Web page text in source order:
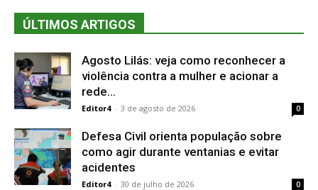
ÚLTIMOS ARTIGOS
Agosto Lilás: veja como reconhecer a
violência contra a mulher e acionar a
rede...
Editor4 - 3 de agosto de 2026 0
Defesa Civil orienta população sobre
como agir durante ventanias e evitar
acidentes
Editor4 - 30 de julho de 2026 0